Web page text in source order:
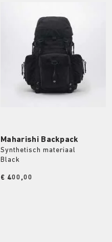
Maharishi Backpack
Synthetisch materiaal
Black
Price:
€ 400,00